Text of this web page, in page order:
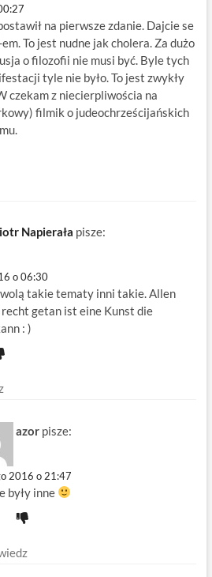
na pierwsze zdanie. Dajcie se
To jest nudne jak cholera. Za dużo
o filozofii nie musi być. Byle tych
tyle nie było. To jest zwykły
czekam z niecierpliwościa na
filmik o judeochrześcijańskich
Napierała pisze:
o 06:30
takie tematy inni takie. Allen
getan ist eine Kunst die
: )
azor pisze:
2016 o 21:47
były inne